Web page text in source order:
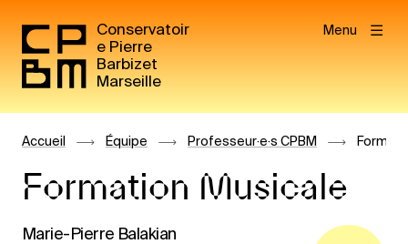
Conservatoir
e Pierre
Barbizet
Marseille
Menu
Accueil Équipe Professeur·e·s CPBM
Formation Musicale
Marie-Pierre Balakian